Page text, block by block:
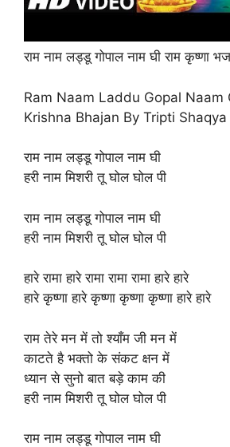
राम नाम लड्डू गोपाल नाम घी राम कृष्णा
Ram Naam Laddu Gopal Naam
Krishna Bhajan By Tripti Shaqya
राम नाम लड्डू गोपाल नाम घी
हरी नाम मिशरी तू घोल घोल पी
राम नाम लड्डू गोपाल नाम घी
हरी नाम मिशरी तू घोल घोल पी
हारे रामा हारे रामा रामा रामा हारे हारे
हारे कृष्णा हारे कृष्णा कृष्णा कृष्णा हारे हारे
राम तेरे मन में तो श्याँम जी मन में
काटते है भक्तो के संकट क्षन में
ध्यान से सुनो बात बड़े काम की
हरी नाम मिशरी तू घोल घोल पी
राम नाम लड्डू गोपाल नाम घी